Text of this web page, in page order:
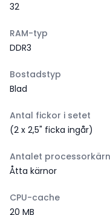
32
RAM-typ
DDR3
Bostadstyp
Blad
Antal fickor i setet
(2 x 2,5" ficka ingår)
Antalet
Åtta kärnor
CPU-cache
20 MB